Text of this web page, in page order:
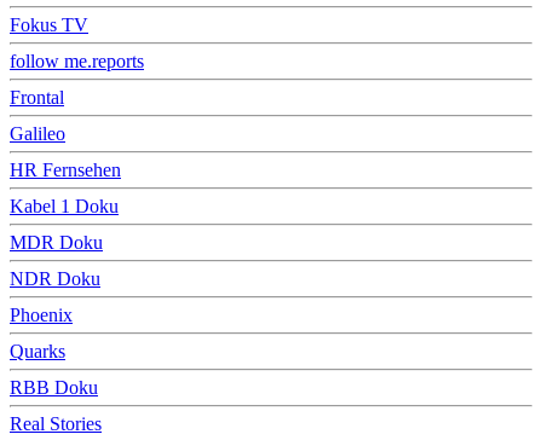
Fokus TV
follow me.reports
Frontal
Galileo
HR Fernsehen
Kabel 1 Doku
MDR Doku
NDR Doku
Phoenix
Quarks
RBB Doku
Real Stories